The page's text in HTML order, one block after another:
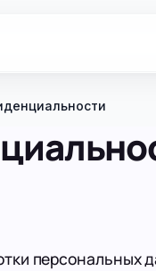
персональных